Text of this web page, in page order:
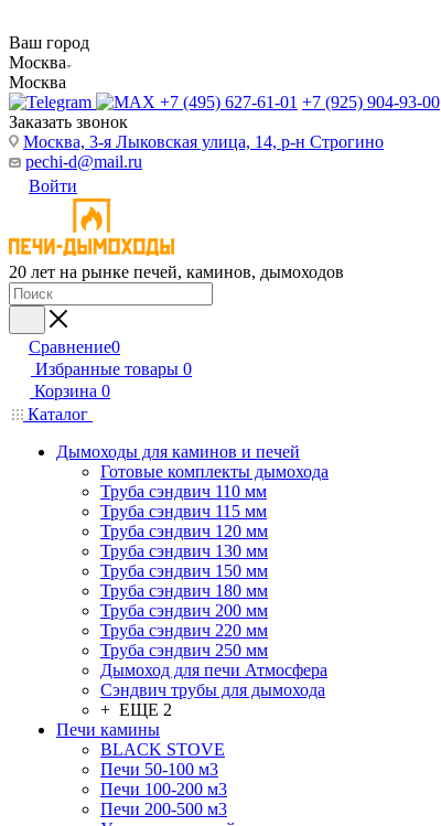
Ваш город
Москва
Москва
+7 (495) 627-61-01 +7 (925) 904-93-00
Заказать звонок
Москва, 3-я Лыковская улица, 14, р-н Строгино
pechi-d@mail.ru
Войти
20 лет на рынке печей, каминов, дымоходов
Сравнение0
Избранные товары 0
Корзина 0
Каталог
Дымоходы для каминов и печей
Готовые комплекты дымохода
Труба сэндвич 110 мм
Труба сэндвич 115 мм
Труба сэндвич 120 мм
Труба сэндвич 130 мм
Труба сэндвич 150 мм
Труба сэндвич 180 мм
Труба сэндвич 200 мм
Труба сэндвич 220 мм
Труба сэндвич 250 мм
Дымоход для печи Атмосфера
Сэндвич трубы для дымохода
+ ЕЩЕ 2
Печи камины
BLACK STOVE
Печи 50-100 м3
Печи 100-200 м3
Печи 200-500 м3